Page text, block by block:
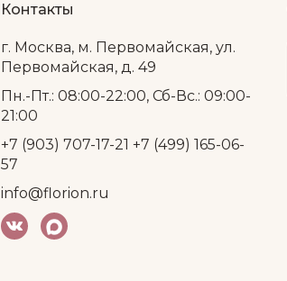
Контакты
г. Москва, м. Первомайская, ул.
Первомайская, д. 49
Пн.-Пт.: 08:00-22:00, Сб-Вс.: 09:00-
21:00
+7 (903) 707-17-21 +7 (499) 165-06-
57
info@florion.ru